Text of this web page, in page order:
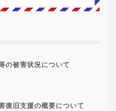
の被害状況について
復旧支援の概要について